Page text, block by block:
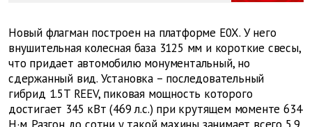
Новый флагман построен на платформе E0X. У него
внушительная колесная база 3125 мм и короткие свесы,
что придает автомобилю монументальный, но
сдержанный вид. Установка – последовательный
гибрид 1.5T REEV, пиковая мощность которого
достигает 345 кВт (469 л.с.) при крутящем моменте 634